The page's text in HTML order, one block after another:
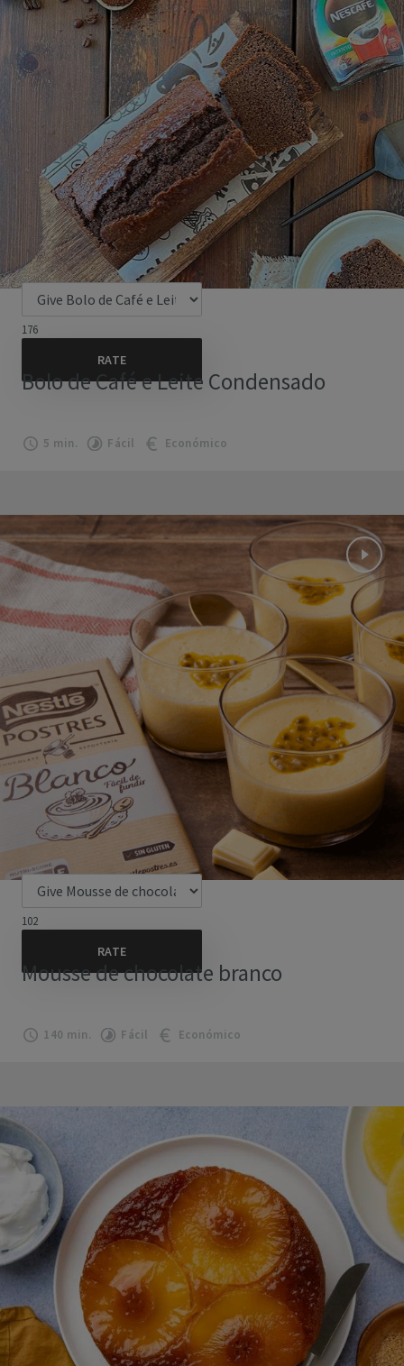
176
Bolo de Café e Leite Condensado
5 min. Fácil Económico
102
Mousse de chocolate branco
140 min. Fácil Económico